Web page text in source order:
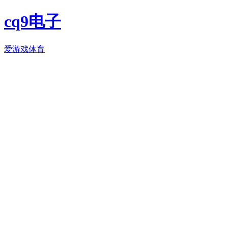
cq9电子
爱游戏体育